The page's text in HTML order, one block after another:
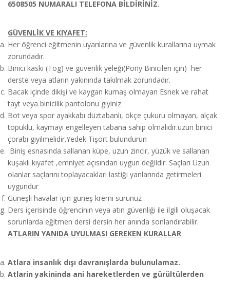
6508505 NUMARALI TELEFONA BİLDİRİNİZ.
GÜVENLİK VE KIYAFET:
Her öğrenci eğitmenin uyarılarına ve güvenlik kurallarına uymak
zorundadır.
Binici kaskı (Tog) ve güvenlik yeleği(Pony Binicileri için) her
derste veya atların yakınında takılmak zorundadır.
Bacak içinde dikişi ve kaygan kumaş olmayan Esnek ve rahat
tayt veya binicilik pantolonu giyiniz
Bot veya spor ayakkabı düztabanlı, ökçe çukuru olmayan, alçak
topuklu, kaymayı engelleyen tabana sahip olmalıdır.uzun binici
çorabı giyilmelidir.Yedek Tişört bulundurun
Biniş esnasında sallanan küpe, uzun zincir, yüzük ve sallanan
kuşaklı kıyafet ,emniyet açısından uygun değildir. Saçları Uzun
olanlar saçlarını toplayacakları lastiği yanlarında getirmeleri
uygundur
Güneşli havalar için güneş kremi sürünüz
Ders içerisinde öğrencinin veya atın güvenliği ile ilgili oluşacak
sorunlarda eğitmen dersi dersin her anında sonlandırabilir.
ATLARIN YANIDA UYULMASI GEREKEN KURALLAR
Atlara insanlık dışı davranışlarda bulunulamaz.
Atlarin yakininda ani hareketlerden ve gürültülerden